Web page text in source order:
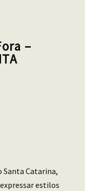
–
Santa Catarina,
estilos